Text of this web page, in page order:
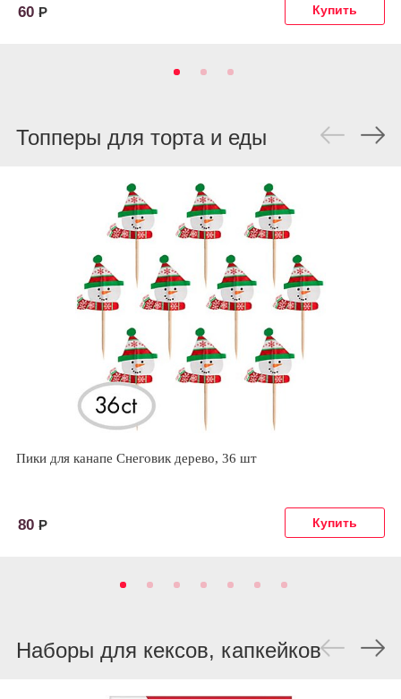
60 Р
Топперы для торта и еды
Пики для канапе Снеговик дерево, 36 шт
80 Р
Наборы для кексов, капкейков